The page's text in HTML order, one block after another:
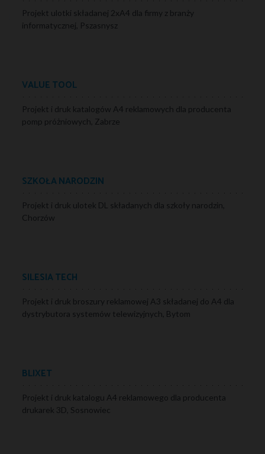
identyfikację wizualną
Projekt ulotki składanej 2xA4 dla firmy z branży
informatycznej, Pszasnysz
VALUE TOOL
Projekt i druk katalogów A4 reklamowych dla producenta
pomp próżniowych, Zabrze
SZKOŁA NARODZIN
Projekt i druk ulotek DL składanych dla szkoły narodzin,
Chorzów
SILESIA TECH
Projekt i druk broszury reklamowej A3 składanej do A4 dla
dystrybutora systemów telewizyjnych, Bytom
BLIXET
Projekt i druk katalogu A4 reklamowego dla producenta
drukarek 3D, Sosnowiec